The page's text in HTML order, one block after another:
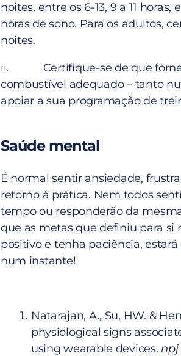
noites, entre os 6-13, 9 a 11 horas,
horas de sono. Para os adultos,
noites.
ii. Certifique-se de que
combustível adequado – tanto
apoiar a sua programação de
Saúde mental
É normal sentir ansiedade,
retorno à prática. Nem todos
tempo ou responderão da
que as metas que definiu para si
positivo e tenha paciência,
num instante!
Natarajan, A., Su, HW. &
physiological signs
using wearable devices. npj